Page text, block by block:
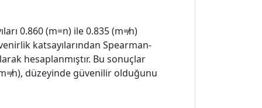
0.860 (m=n) ile 0.835 (m≠n)
katsayılarından Spearman-
hesaplanmıştır. Bu sonuçlar
düzeyinde güvenilir olduğunu